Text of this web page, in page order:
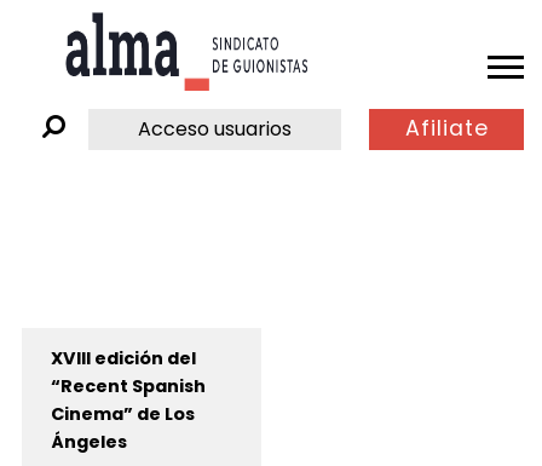
Acceso usuarios Afiliate
XVIII edición del
“Recent Spanish
Cinema” de Los
Ángeles